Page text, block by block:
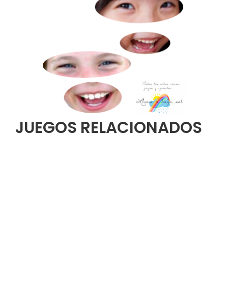
JUEGOS RELACIONADOS